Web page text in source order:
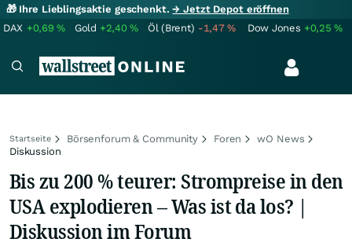
🎁 Ihre Lieblingsaktie geschenkt.→ Jetzt Depot eröffnen
DAX +0,69% Gold +2,40% Öl (Brent) -1,47% Dow Jones +0,25%
Startseite Börsenforum & Community Foren
wO News
Diskussion
Bis zu 200 % teurer: Strompreise in den
USA explodieren – Was ist da los? |
Diskussion im Forum